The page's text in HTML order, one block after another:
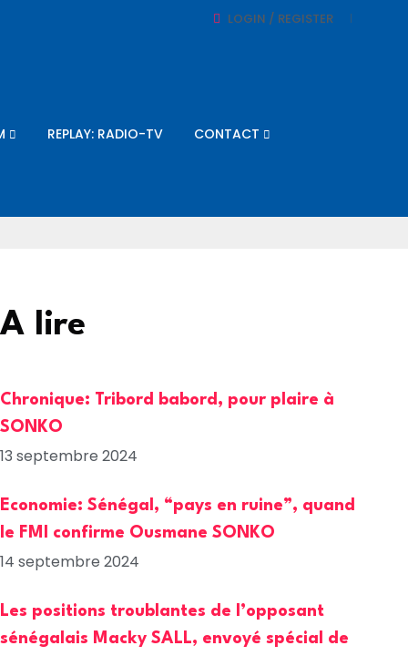
LOGIN / REGISTER
REPLAY: RADIO-TV CONTACT
A lire
Chronique: Tribord babord, pour plaire à
SONKO
13 septembre 2024
Economie: Sénégal, “pays en ruine”, quand
le FMI confirme Ousmane SONKO
14 septembre 2024
Les positions troublantes de l’opposant
sénégalais Macky SALL, envoyé spécial de